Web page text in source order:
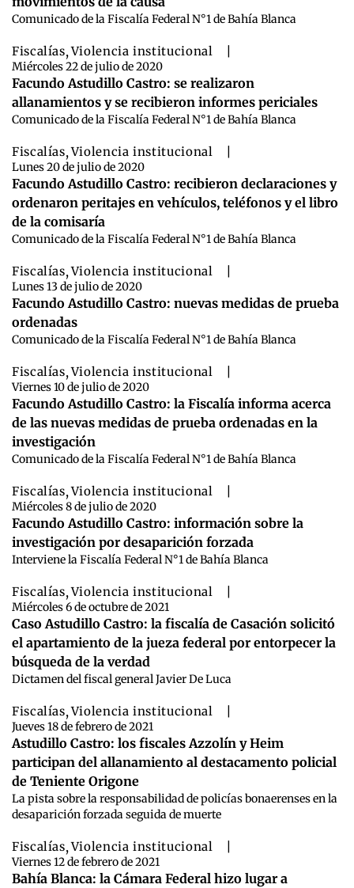
Comunicado de la Fiscalía Federal N°1 de Bahía Blanca
Fiscalías,Violencia institucional
Miércoles 22 de julio de 2020
Facundo Astudillo Castro: se realizaron
allanamientos y se recibieron informes periciales
Comunicado de la Fiscalía Federal N°1 de Bahía Blanca
Fiscalías,Violencia institucional
Lunes 20 de julio de 2020
Facundo Astudillo Castro: recibieron declaraciones y
ordenaron peritajes en vehículos, teléfonos y el libro
de la comisaría
Comunicado de la Fiscalía Federal N°1 de Bahía Blanca
Fiscalías,Violencia institucional
Lunes 13 de julio de 2020
Facundo Astudillo Castro: nuevas medidas de prueba
ordenadas
Comunicado de la Fiscalía Federal N°1 de Bahía Blanca
Fiscalías,Violencia institucional
Viernes 10 de julio de 2020
Facundo Astudillo Castro: la Fiscalía informa acerca
de las nuevas medidas de prueba ordenadas en la
investigación
Comunicado de la Fiscalía Federal N°1 de Bahía Blanca
Fiscalías,Violencia institucional
Miércoles 8 de julio de 2020
Facundo Astudillo Castro: información sobre la
investigación por desaparición forzada
Interviene la Fiscalía Federal N°1 de Bahía Blanca
Fiscalías,Violencia institucional
Miércoles 6 de octubre de 2021
Caso Astudillo Castro: la fiscalía de Casación solicitó
el apartamiento de la jueza federal por entorpecer la
búsqueda de la verdad
Dictamen del fiscal general Javier De Luca
Fiscalías,Violencia institucional
Jueves 18 de febrero de 2021
Astudillo Castro: los fiscales Azzolín y Heim
participan del allanamiento al destacamento policial
de Teniente Origone
La pista sobre la responsabilidad de policías bonaerenses en la
desaparición forzada seguida de muerte
Fiscalías,Violencia institucional
Viernes 12 de febrero de 2021
Bahía Blanca: la Cámara Federal hizo lugar a